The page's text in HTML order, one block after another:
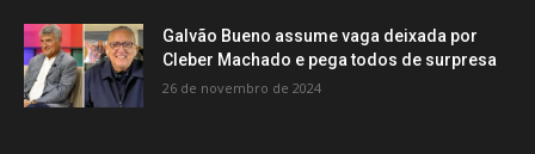
Galvão Bueno assume vaga deixada por
Cleber Machado e pega todos de surpresa
26 de novembro de 2024